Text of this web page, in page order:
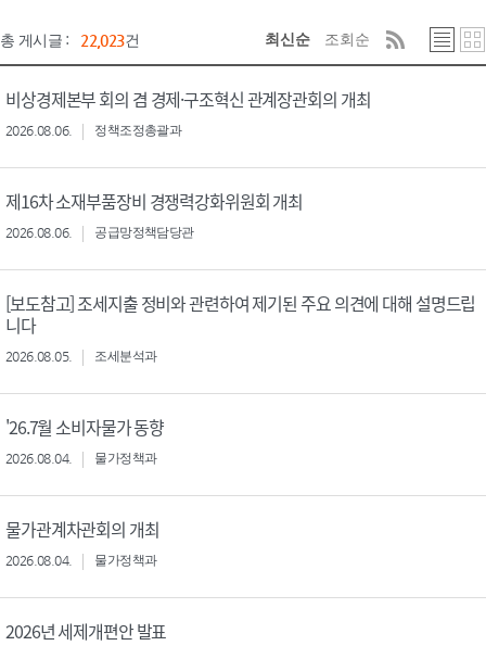
총 게시글 : 22,023건 최신순 조회순
비상경제본부 회의 겸 경제·구조혁신 관계장관회의 개최
2026.08.06. 정책조정총괄과
제16차 소재부품장비 경쟁력강화위원회 개최
2026.08.06. 공급망정책담당관
[보도참고] 조세지출 정비와 관련하여 제기된 주요 의견에 대해 설명드립
니다
2026.08.05. 조세분석과
'26.7월 소비자물가 동향
2026.08.04. 물가정책과
물가관계차관회의 개최
2026.08.04. 물가정책과
2026년 세제개편안 발표